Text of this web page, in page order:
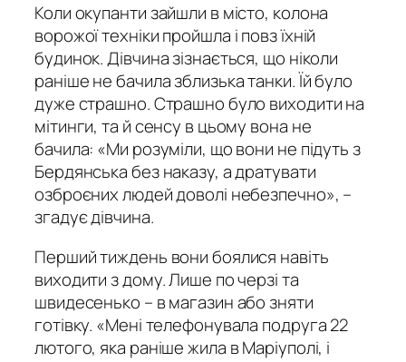
Коли окупанти зайшли в місто, колона
ворожої техніки пройшла і повз їхній
будинок. Дівчина зізнається, що ніколи
раніше не бачила зблизька танки. Їй було
дуже страшно. Страшно було виходити на
мітинги, та й сенсу в цьому вона не
бачила: «Ми розуміли, що вони не підуть з
Бердянська без наказу, а дратувати
озброєних людей доволі небезпечно», –
згадує дівчина.
Перший тиждень вони боялися навіть
виходити з дому. Лише по черзі та
швидесенько – в магазин або зняти
готівку. «Мені телефонувала подруга 22
лютого, яка раніше жила в Маріуполі, і